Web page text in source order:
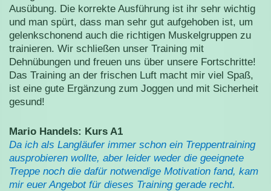
Ausübung. Die korrekte Ausführung ist ihr sehr wichtig
und man spürt, dass man sehr gut aufgehoben ist, um
gelenkschonend auch die richtigen Muskelgruppen zu
trainieren. Wir schließen unser Training mit
Dehnübungen und freuen uns über unsere Fortschritte!
Das Training an der frischen Luft macht mir viel Spaß,
ist eine gute Ergänzung zum Joggen und mit Sicherheit
gesund!
Mario Handels: Kurs A1
Da ich als Langläufer immer schon ein Treppentraining
ausprobieren wollte, aber leider weder die geeignete
Treppe noch die dafür notwendige Motivation fand, kam
mir euer Angebot für dieses Training gerade recht.